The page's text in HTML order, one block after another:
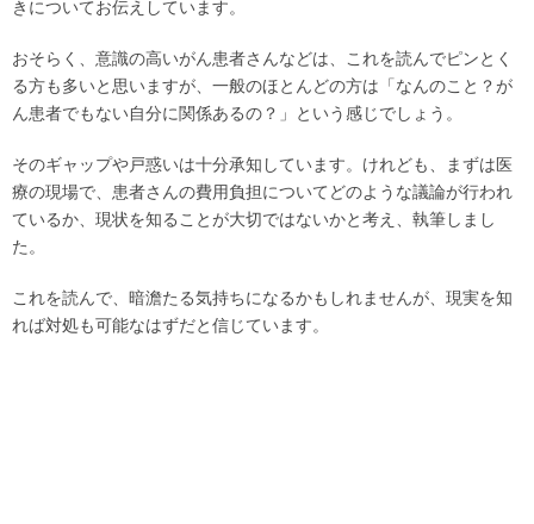
きについてお伝えしています。
おそらく、意識の高いがん患者さんなどは、これを読んでピンとく
る方も多いと思いますが、一般のほとんどの方は「なんのこと？が
ん患者でもない自分に関係あるの？」という感じでしょう。
そのギャップや戸惑いは十分承知しています。けれども、まずは医
療の現場で、患者さんの費用負担についてどのような議論が行われ
ているか、現状を知ることが大切ではないかと考え、執筆しまし
た。
これを読んで、暗澹たる気持ちになるかもしれませんが、現実を知
れば対処も可能なはずだと信じています。